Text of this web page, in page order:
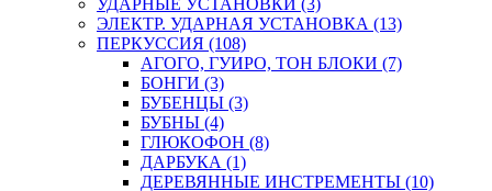
ЭЛЕКТР. УДАРНАЯ УСТАНОВКА (13)
ПЕРКУССИЯ (108)
АГОГО, ГУИРО, ТОН БЛОКИ (7)
БОНГИ (3)
БУБЕНЦЫ (3)
БУБНЫ (4)
ГЛЮКОФОН (8)
ДАРБУКА (1)
ДЕРЕВЯННЫЕ ИНСТРЕМЕНТЫ (10)